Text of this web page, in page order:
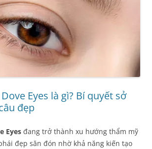
Eyes là gì? Bí quyết sở
đẹp
Eyes đang trở thành xu hướng thẩm mỹ
đẹp săn đón nhờ khả năng kiến tạo